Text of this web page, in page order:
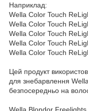
Наприклад:
Wella Color Touch
Wella Color Touch
Wella Color Touch
Wella Color Touch
Wella Color Touch
Цей продукт
для знебарвлення
безпосередньо на
Wella Blondor Freelights